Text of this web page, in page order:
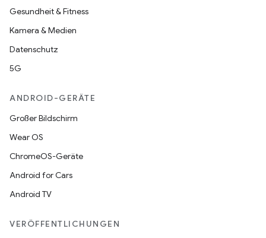
Gesundheit & Fitness
Kamera & Medien
Datenschutz
5G
ANDROID-GERÄTE
Großer Bildschirm
Wear OS
ChromeOS-Geräte
Android for Cars
Android TV
VERÖFFENTLICHUNGEN